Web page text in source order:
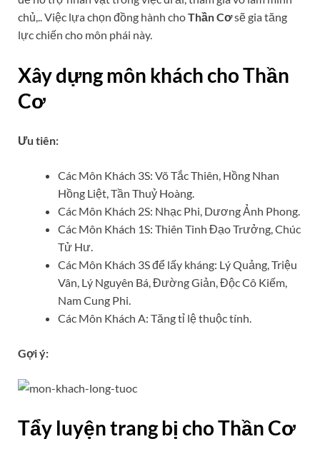
chủ,.. Việc lựa chọn đồng hành choThần Cơsẽ gia tăng
lực chiến cho môn phái này.
Xây dựng môn khách cho Thần
Cơ
Ưu tiên:
Các Môn Khách 3S: Võ Tắc Thiên, Hồng Nhan
Hồng Liệt, Tần Thuỷ Hoàng.
Các Môn Khách 2S: Nhạc Phi, Dương Ảnh Phong.
Các Môn Khách 1S: Thiên Tinh Đạo Trưởng, Chúc
Tử Hư.
Các Môn Khách 3S để lấy kháng: Lý Quảng, Triệu
Vân, Lý Nguyên Bá, Đường Giản, Độc Cô Kiếm,
Nam Cung Phi.
Các Môn Khách A: Tăng tỉ lệ thuộc tính.
Gợi ý:
Tẩy luyện trang bị cho Thần Cơ